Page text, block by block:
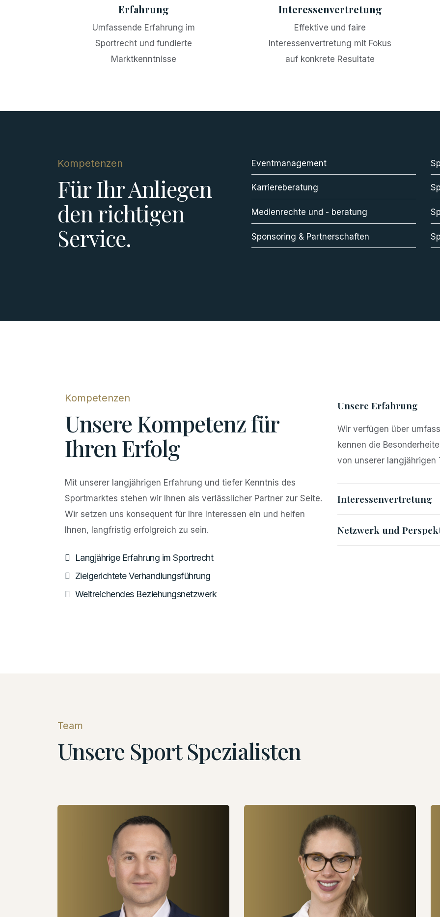
Erfahrung
Umfassende Erfahrung im
Sportrecht und fundierte
Marktkenntnisse
Interessenvertretung
Effektive und faire
Interessenvertretung mit Fokus
auf konkrete Resultate
Kompetenzen
Für Ihr Anliegen
den richtigen
Service.
Eventmanagement
Karriereberatung
Medienrechte und - beratung
Sponsoring & Partnerschaften
Kompetenzen
Unsere Kompetenz für
Ihren Erfolg
Mit unserer langjährigen Erfahrung und tiefer Kenntnis des
Sportmarktes stehen wir Ihnen als verlässlicher Partner zur Seite.
Wir setzen uns konsequent für Ihre Interessen ein und helfen
Ihnen, langfristig erfolgreich zu sein.
Langjährige Erfahrung im Sportrecht
Zielgerichtete Verhandlungsführung
Weitreichendes Beziehungsnetzwerk
Unsere Erfahrung
Wir verfügen über
kennen die
von unserer langjährigen
Interessenvertretung
Netzwerk und
Team
Unsere Sport Spezialisten